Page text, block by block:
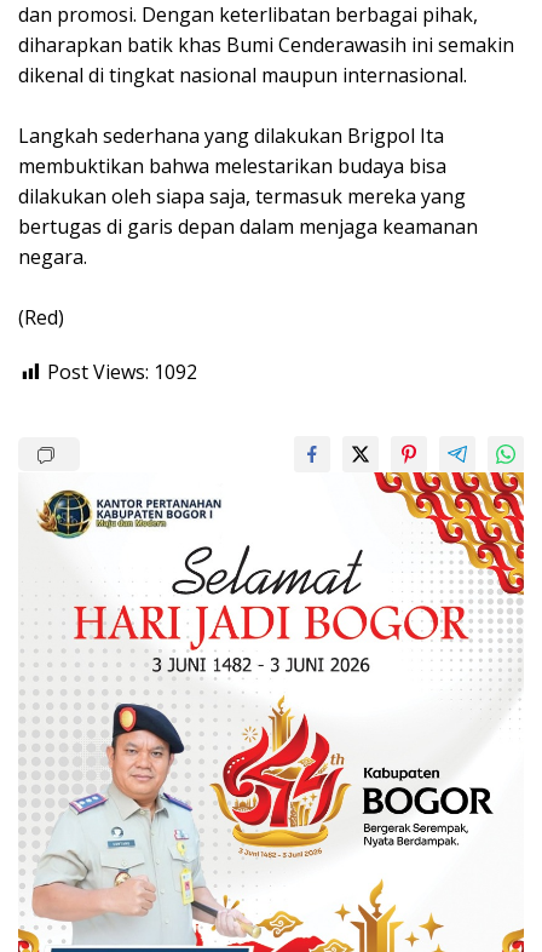
dan promosi. Dengan keterlibatan berbagai pihak,
diharapkan batik khas Bumi Cenderawasih ini semakin
dikenal di tingkat nasional maupun internasional.
Langkah sederhana yang dilakukan Brigpol Ita
membuktikan bahwa melestarikan budaya bisa
dilakukan oleh siapa saja, termasuk mereka yang
bertugas di garis depan dalam menjaga keamanan
negara.
(Red)
Post Views: 1092